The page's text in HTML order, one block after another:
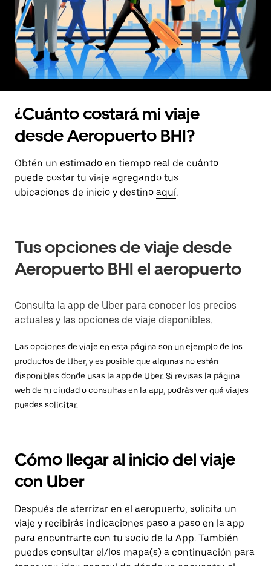
¿Cuánto costará mi viaje
desde Aeropuerto BHI?
Obtén un estimado en tiempo real de cuánto
puede costar tu viaje agregando tus
ubicaciones de inicio y destino aquí.
Tus opciones de viaje desde
Aeropuerto BHI el aeropuerto
Consulta la app de Uber para conocer los precios
actuales y las opciones de viaje disponibles.
Las opciones de viaje en esta página son un ejemplo de los
productos de Uber, y es posible que algunas no estén
disponibles donde usas la app de Uber. Si revisas la página
web de tu ciudad o consultas en la app, podrás ver qué viajes
puedes solicitar.
Cómo llegar al inicio del viaje
con Uber
Después de aterrizar en el aeropuerto, solicita un
viaje y recibirás indicaciones paso a paso en la app
para encontrarte con tu socio de la App. También
puedes consultar el/los mapa(s) a continuación para